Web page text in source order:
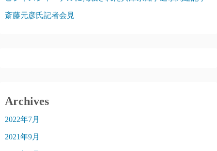
斎藤元彦氏記者会見
Archives
2022年7月
2021年9月